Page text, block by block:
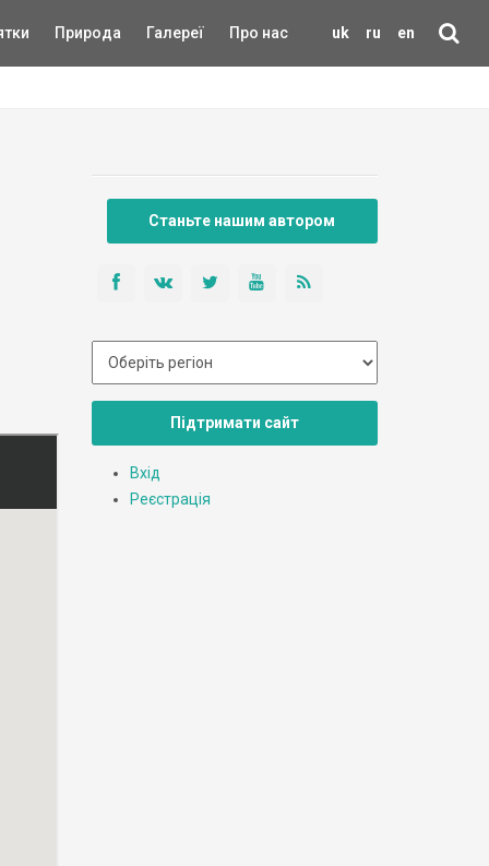
uk ru en
Природа Галереї Про нас
Станьте нашим автором
Підтримати сайт
Вхід
Реєстрація